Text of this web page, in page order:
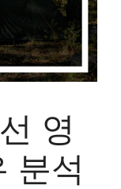
영
분석